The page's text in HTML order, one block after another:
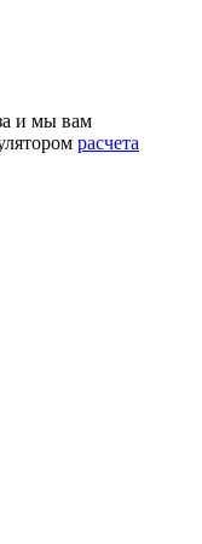
и мы вам
расчета